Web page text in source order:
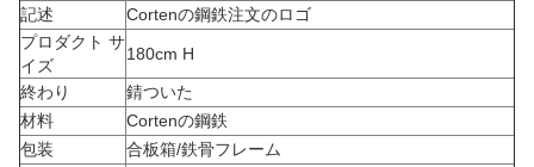
記述
Cortenの鋼鉄注文のロゴ
プロダクト サ
イズ
180cm H
終わり
錆ついた
材料
Cortenの鋼鉄
包装
合板箱/鉄骨フレーム